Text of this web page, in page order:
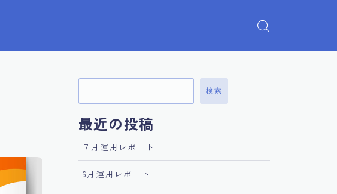
検索
最近の投稿
７月運用レポート
6月運用レポート